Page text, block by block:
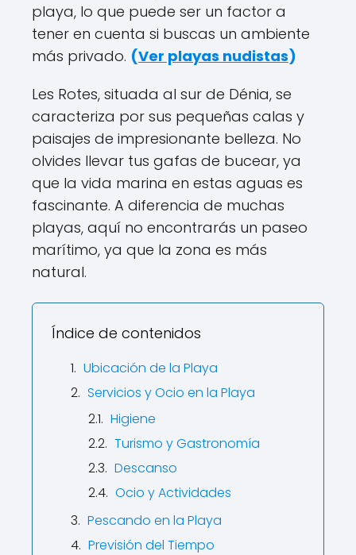
playa, lo que puede ser un factor a
tener en cuenta si buscas un ambiente
más privado. (Ver playas nudistas)
Les Rotes, situada al sur de Dénia, se
caracteriza por sus pequeñas calas y
paisajes de impresionante belleza. No
olvides llevar tus gafas de bucear, ya
que la vida marina en estas aguas es
fascinante. A diferencia de muchas
playas, aquí no encontrarás un paseo
marítimo, ya que la zona es más
natural.
Índice de contenidos
Ubicación de la Playa
Servicios y Ocio en la Playa
Higiene
Turismo y Gastronomía
Descanso
Ocio y Actividades
Pescando en la Playa
Previsión del Tiempo